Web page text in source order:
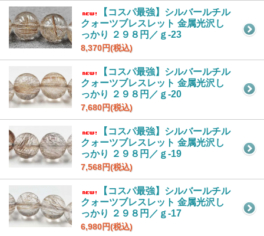
【コスパ最強】シルバールチル
クォーツブレスレット 金属光沢し
っかり ２９８円／ｇ-23
8,370円(税込)
【コスパ最強】シルバールチル
クォーツブレスレット 金属光沢し
っかり ２９８円／ｇ-20
7,680円(税込)
【コスパ最強】シルバールチル
クォーツブレスレット 金属光沢し
っかり ２９８円／ｇ-19
7,568円(税込)
【コスパ最強】シルバールチル
クォーツブレスレット 金属光沢し
っかり ２９８円／ｇ-17
6,980円(税込)